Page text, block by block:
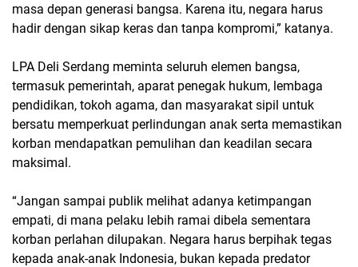
masa depan generasi bangsa. Karena itu, negara harus
hadir dengan sikap keras dan tanpa kompromi,” katanya.
LPA Deli Serdang meminta seluruh elemen bangsa,
termasuk pemerintah, aparat penegak hukum, lembaga
pendidikan, tokoh agama, dan masyarakat sipil untuk
bersatu memperkuat perlindungan anak serta memastikan
korban mendapatkan pemulihan dan keadilan secara
maksimal.
“Jangan sampai publik melihat adanya ketimpangan
empati, di mana pelaku lebih ramai dibela sementara
korban perlahan dilupakan. Negara harus berpihak tegas
kepada anak-anak Indonesia, bukan kepada predator